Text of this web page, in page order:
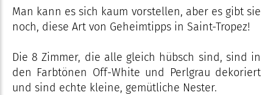
Man kann es sich kaum vorstellen, aber es gibt sie
noch, diese Art von Geheimtipps in Saint-Tropez!
Die 8 Zimmer, die alle gleich hübsch sind, sind in
den Farbtönen Off-White und Perlgrau dekoriert
und sind echte kleine, gemütliche Nester.